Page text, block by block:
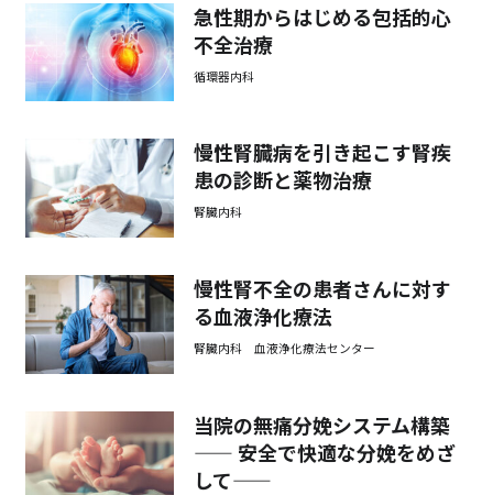
急性期からはじめる包括的心
不全治療
循環器内科
慢性腎臓病を引き起こす腎疾
患の診断と薬物治療
腎臓内科
慢性腎不全の患者さんに対す
る血液浄化療法
腎臓内科 血液浄化療法センター
当院の無痛分娩システム構築
—— 安全で快適な分娩をめざ
して——